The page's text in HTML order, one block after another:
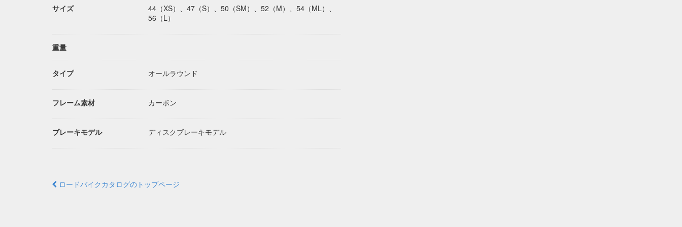
サイズ
44（XS）、47（S）、50（SM）、52（M）、54（ML）、
56（L）
重量
タイプ オールラウンド
フレーム素材 カーボン
ブレーキモデル ディスクブレーキモデル
ロードバイクカタログのトップページ